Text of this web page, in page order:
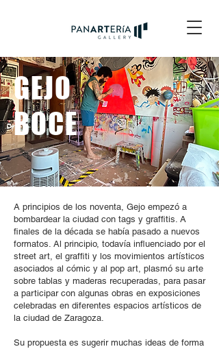
GEJO
BOCE
A principios de los noventa, Gejo empezó a
bombardear la ciudad con tags y graffitis. A
finales de la década se había pasado a nuevos
formatos. Al principio, todavía influenciado por el
street art, el graffiti y los movimientos artísticos
asociados al cómic y al pop art, plasmó su arte
sobre tablas y maderas recuperadas, para pasar
a participar con algunas obras en exposiciones
celebradas en diferentes espacios artísticos de
la ciudad de Zaragoza.
Su propuesta es sugerir muchas ideas de forma